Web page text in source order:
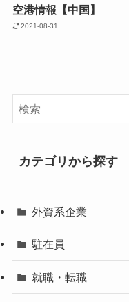
空港情報【中国】
2021-08-31
カテゴリから探す
外資系企業
駐在員
就職・転職